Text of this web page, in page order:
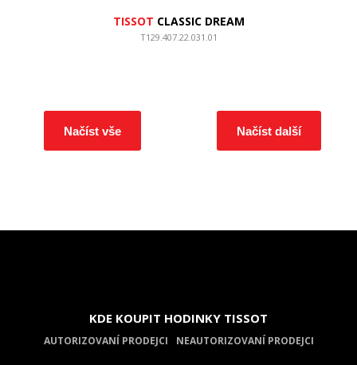
TISSOT CLASSIC DREAM
T129.407.22.031.01
Načíst vše Načíst další
KDE KOUPIT HODINKY TISSOT
AUTORIZOVANÍ PRODEJCI NEAUTORIZOVANÍ PRODEJCI